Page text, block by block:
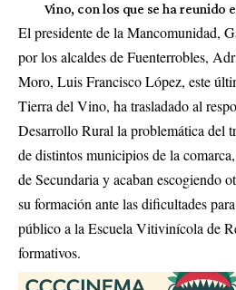
Vino, con los que se ha reunido
El presidente de la Mancomunidad,
por los alcaldes de Fuenterrobles,
Moro, Luis Francisco López, este
Tierra del Vino, ha trasladado al
Desarrollo Rural la problemática del
de distintos municipios de la
de Secundaria y acaban escogiendo
su formación ante las dificultades
público a la Escuela Vitivinícola de
formativos.